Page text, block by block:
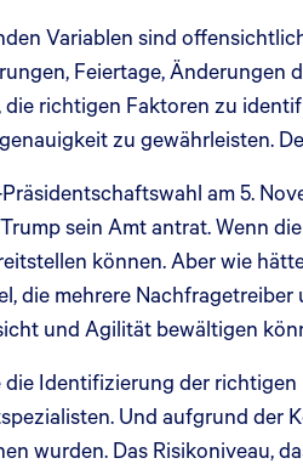
Variablen sind
Feiertage,
die richtigen Faktoren zu
zu gewährleisten.
am 5.
sein Amt antrat. Wenn
können. Aber wie
die mehrere
und Agilität bewältigen
Identifizierung der
Und aufgrund der
wurden. Das Risikoniveau,